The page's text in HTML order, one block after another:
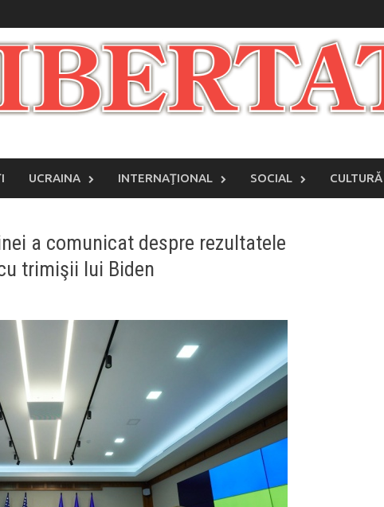
UCRAINA INTERNAŢIONAL SOCIAL CULTURĂ
a comunicat despre rezultatele
trimişii lui Biden